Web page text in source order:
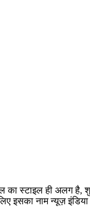
स्टाइल ही अलग है,
इसका नाम न्यूज़